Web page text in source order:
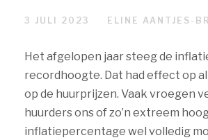
3 JULI 2023 ELINE AANTJES-
Het afgelopen jaar steeg de
recordhoogte. Dat had effect op
op de huurprijzen. Vaak vroegen
huurders ons of zo’n extreem
inflatiepercentage wel volledig